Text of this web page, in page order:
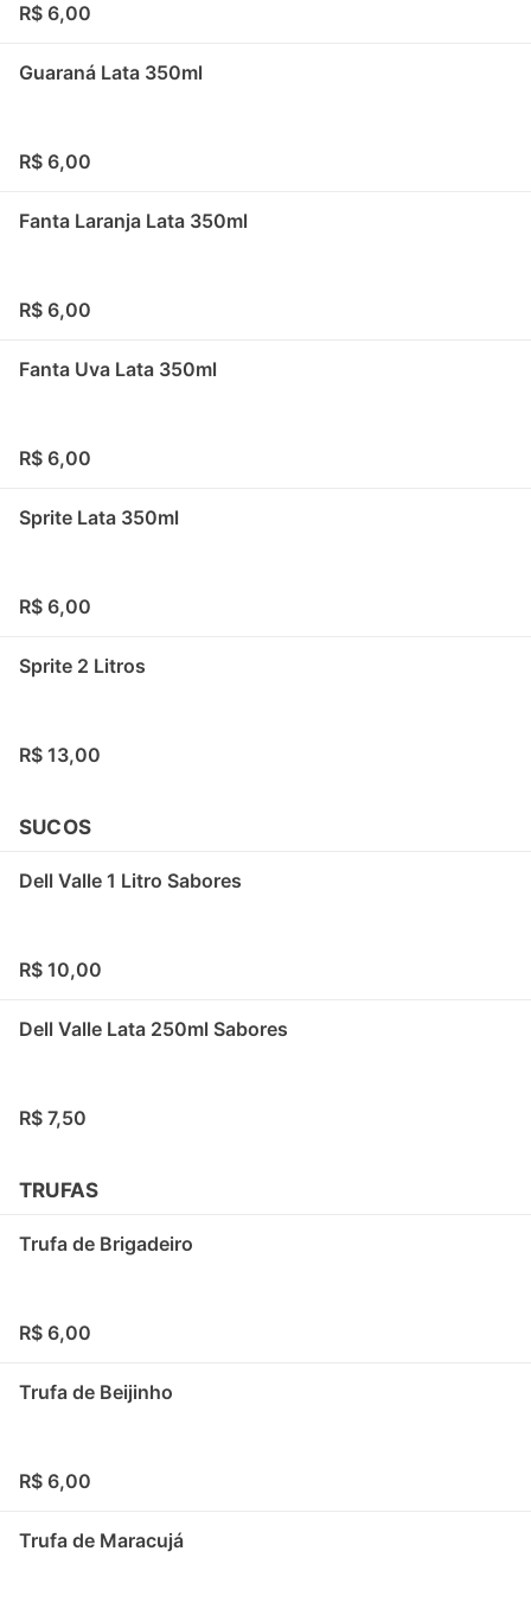
R$ 6,00
Guaraná Lata 350ml
R$ 6,00
Fanta Laranja Lata 350ml
R$ 6,00
Fanta Uva Lata 350ml
R$ 6,00
Sprite Lata 350ml
R$ 6,00
Sprite 2 Litros
R$ 13,00
SUCOS
Dell Valle 1 Litro Sabores
R$ 10,00
Dell Valle Lata 250ml Sabores
R$ 7,50
TRUFAS
Trufa de Brigadeiro
R$ 6,00
Trufa de Beijinho
R$ 6,00
Trufa de Maracujá